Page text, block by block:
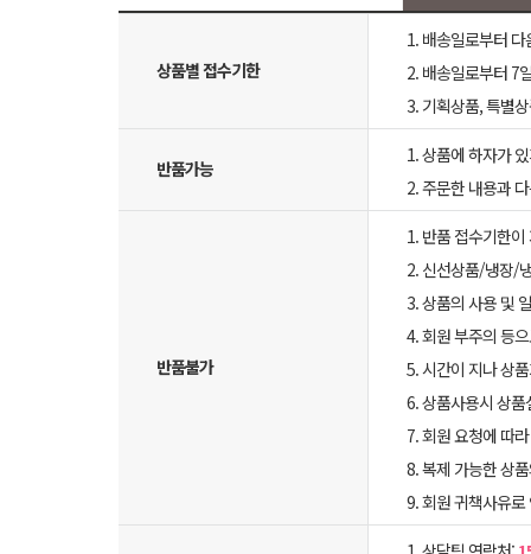
상품별 접수기한
1. 배송일로부터
2. 배송일로부터 7
3. 기획상품, 특별
반품가능
1. 상품에 하자가
2. 주문한 내용과
반품불가
1. 반품 접수기한이
2. 신선상품/냉장/
3. 상품의 사용 및
4. 회원 부주의 등
5. 시간이 지나 상
6. 상품사용시 상
7. 회원 요청에 따
8. 복제 가능한 상
9. 회원 귀책사유